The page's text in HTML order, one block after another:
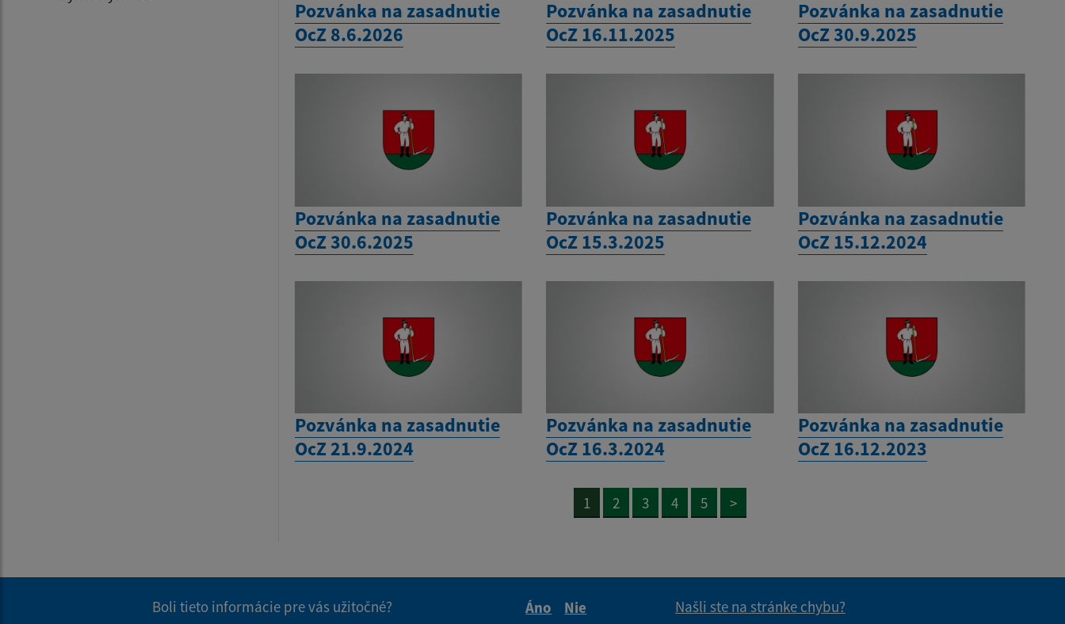
Pozvánka na zasadnutie
OcZ 8.6.2026
Pozvánka na zasadnutie
OcZ 16.11.2025
Pozvánka na zasadnutie
OcZ 30.9.2025
Pozvánka na zasadnutie
OcZ 30.6.2025
Pozvánka na zasadnutie
OcZ 15.3.2025
Pozvánka na zasadnutie
OcZ 15.12.2024
Pozvánka na zasadnutie
OcZ 21.9.2024
Pozvánka na zasadnutie
OcZ 16.3.2024
Pozvánka na zasadnutie
OcZ 16.12.2023
1 2 3 4 5 >
Boli tieto informácie pre vás užitočné?
Áno
Nie
Našli ste na stránke chybu?